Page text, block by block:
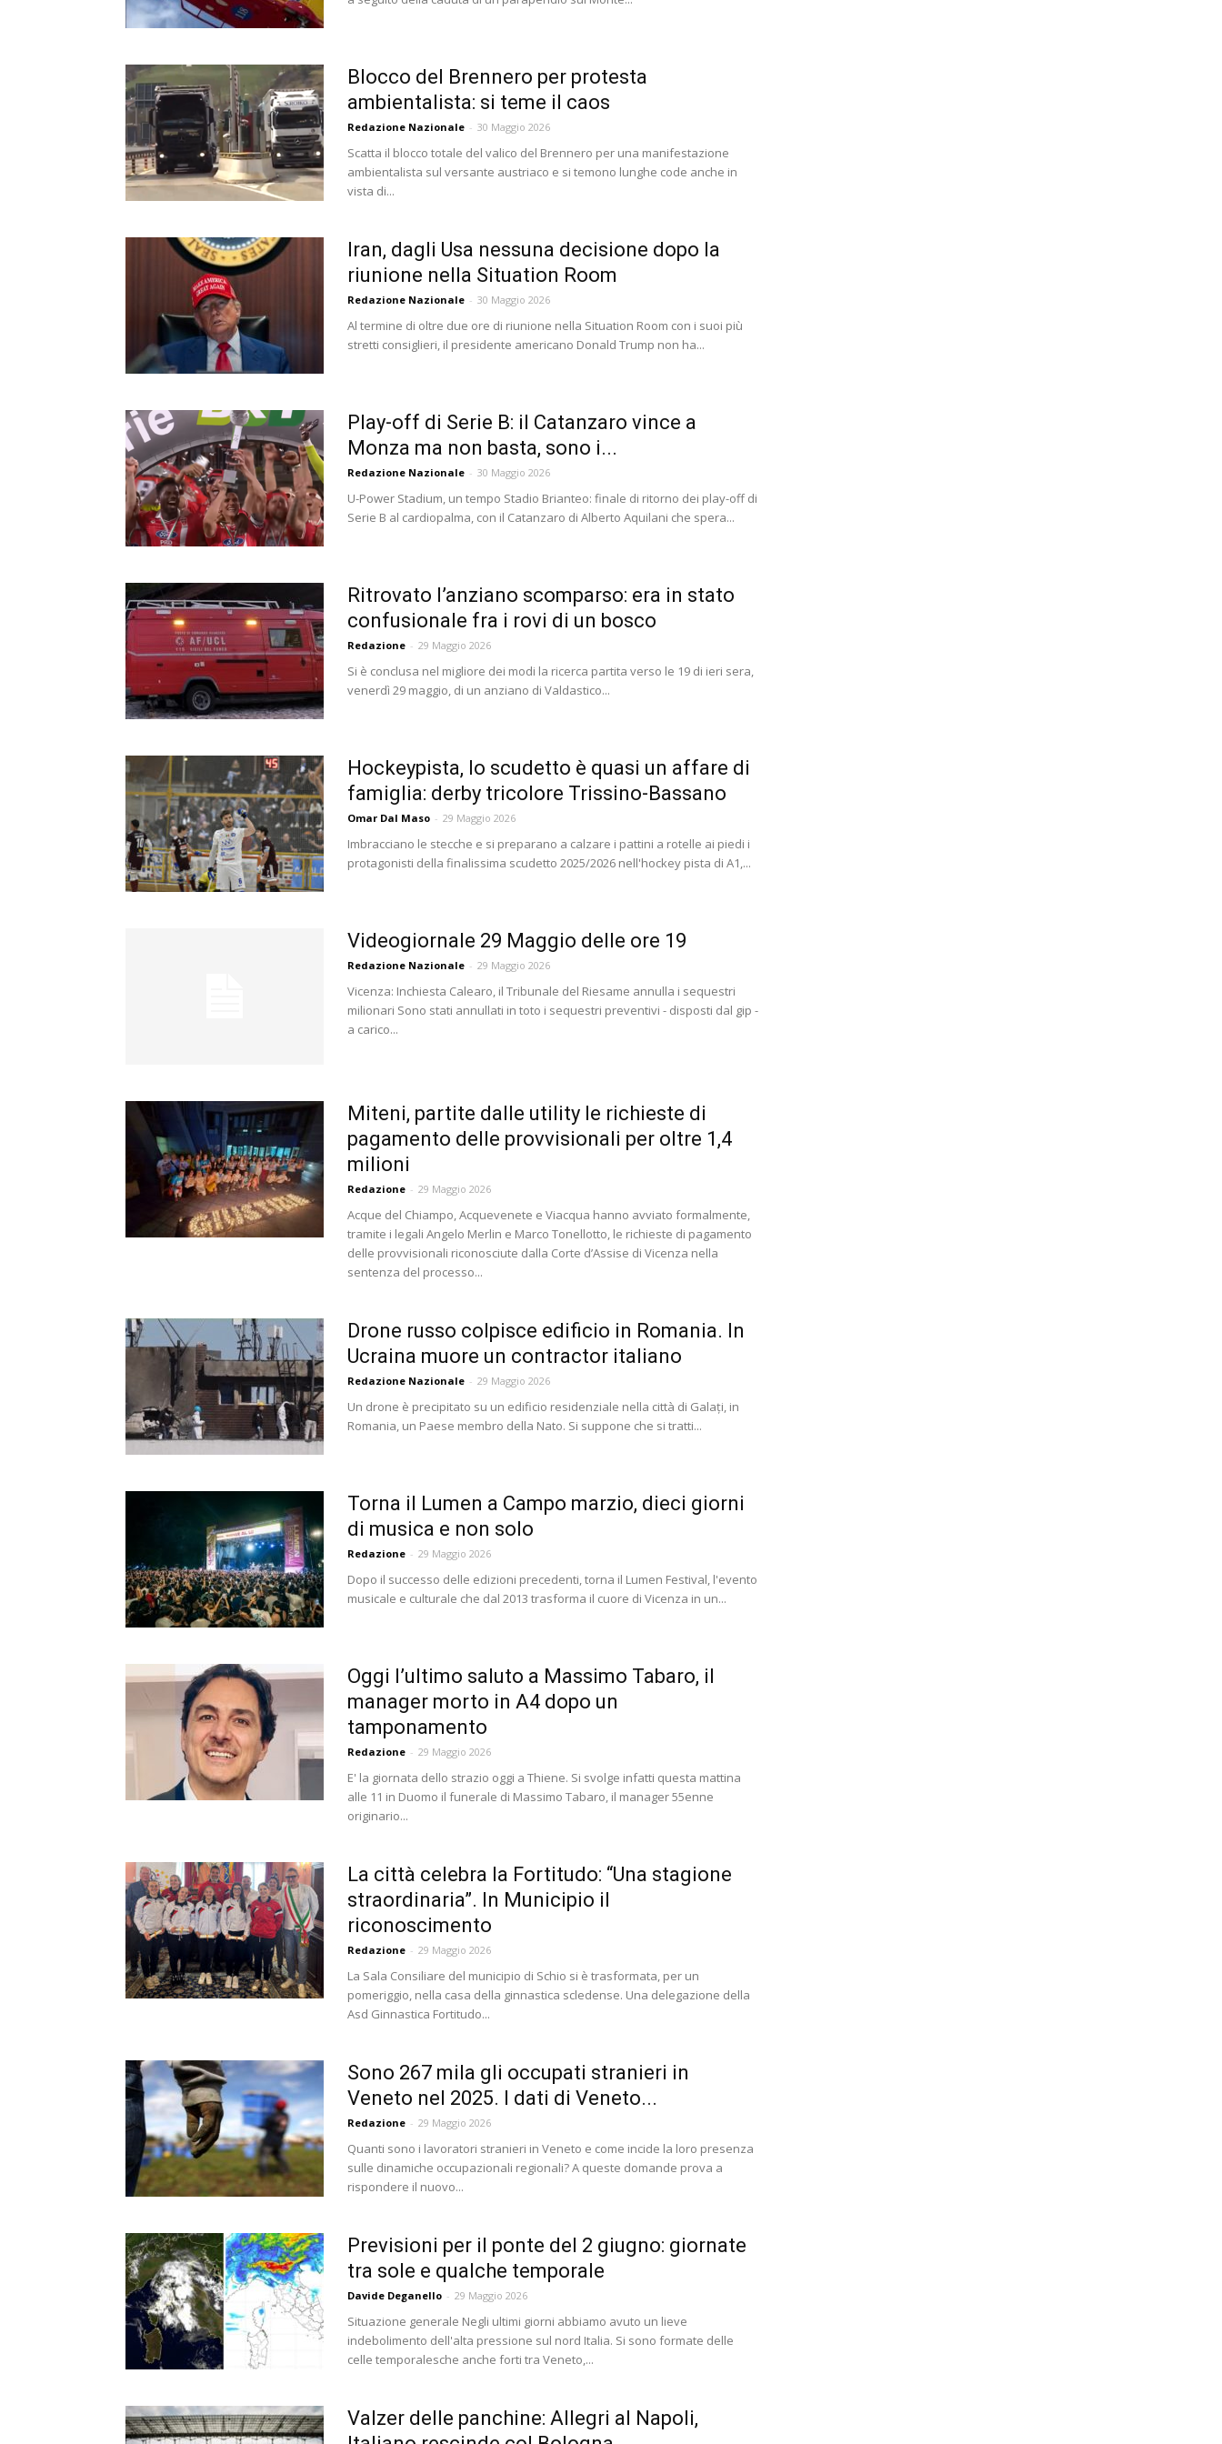
Blocco del Brennero per protesta
ambientalista: si teme il caos
Redazione Nazionale - 30 Maggio 2026
Scatta il blocco totale del valico del Brennero per una manifestazione
ambientalista sul versante austriaco e si temono lunghe code anche in
vista di...
Iran, dagli Usa nessuna decisione dopo la
riunione nella Situation Room
Redazione Nazionale - 30 Maggio 2026
Al termine di oltre due ore di riunione nella Situation Room con i suoi più
stretti consiglieri, il presidente americano Donald Trump non ha...
Play-off di Serie B: il Catanzaro vince a
Monza ma non basta, sono i...
Redazione Nazionale - 30 Maggio 2026
U-Power Stadium, un tempo Stadio Brianteo: finale di ritorno dei play-off di
Serie B al cardiopalma, con il Catanzaro di Alberto Aquilani che spera...
Ritrovato l’anziano scomparso: era in stato
confusionale fra i rovi di un bosco
Redazione - 29 Maggio 2026
Si è conclusa nel migliore dei modi la ricerca partita verso le 19 di ieri sera,
venerdì 29 maggio, di un anziano di Valdastico...
Hockeypista, lo scudetto è quasi un affare di
famiglia: derby tricolore Trissino-Bassano
Omar Dal Maso - 29 Maggio 2026
Imbracciano le stecche e si preparano a calzare i pattini a rotelle ai piedi i
protagonisti della finalissima scudetto 2025/2026 nell'hockey pista di A1,...
Videogiornale 29 Maggio delle ore 19
Redazione Nazionale - 29 Maggio 2026
Vicenza: Inchiesta Calearo, il Tribunale del Riesame annulla i sequestri
milionari Sono stati annullati in toto i sequestri preventivi - disposti dal gip -
a carico...
Miteni, partite dalle utility le richieste di
pagamento delle provvisionali per oltre 1,4
milioni
Redazione - 29 Maggio 2026
Acque del Chiampo, Acquevenete e Viacqua hanno avviato formalmente,
tramite i legali Angelo Merlin e Marco Tonellotto, le richieste di pagamento
delle provvisionali riconosciute dalla Corte d’Assise di Vicenza nella
sentenza del processo...
Drone russo colpisce edificio in Romania. In
Ucraina muore un contractor italiano
Redazione Nazionale - 29 Maggio 2026
Un drone è precipitato su un edificio residenziale nella città di Galați, in
Romania, un Paese membro della Nato. Si suppone che si tratti...
Torna il Lumen a Campo marzio, dieci giorni
di musica e non solo
Redazione - 29 Maggio 2026
Dopo il successo delle edizioni precedenti, torna il Lumen Festival, l'evento
musicale e culturale che dal 2013 trasforma il cuore di Vicenza in un...
Oggi l’ultimo saluto a Massimo Tabaro, il
manager morto in A4 dopo un
tamponamento
Redazione - 29 Maggio 2026
E' la giornata dello strazio oggi a Thiene. Si svolge infatti questa mattina
alle 11 in Duomo il funerale di Massimo Tabaro, il manager 55enne
originario...
La città celebra la Fortitudo: “Una stagione
straordinaria”. In Municipio il
riconoscimento
Redazione - 29 Maggio 2026
La Sala Consiliare del municipio di Schio si è trasformata, per un
pomeriggio, nella casa della ginnastica scledense. Una delegazione della
Asd Ginnastica Fortitudo...
Sono 267 mila gli occupati stranieri in
Veneto nel 2025. I dati di Veneto...
Redazione - 29 Maggio 2026
Quanti sono i lavoratori stranieri in Veneto e come incide la loro presenza
sulle dinamiche occupazionali regionali? A queste domande prova a
rispondere il nuovo...
Previsioni per il ponte del 2 giugno: giornate
tra sole e qualche temporale
Davide Deganello - 29 Maggio 2026
Situazione generale Negli ultimi giorni abbiamo avuto un lieve
indebolimento dell'alta pressione sul nord Italia. Si sono formate delle
celle temporalesche anche forti tra Veneto,...
Valzer delle panchine: Allegri al Napoli,